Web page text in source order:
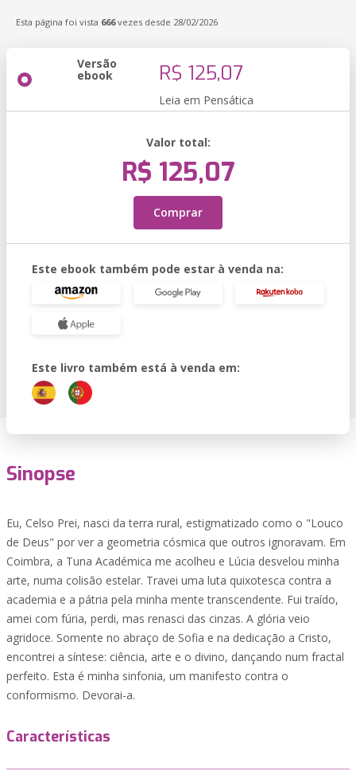
Esta página foi vista 666vezes desde 28/02/2026
Versão
ebook R$ 125,07
Leia em Pensática
Valor total:
R$ 125,07
Comprar
Este ebook também pode estar à venda na:
Este livro também está à venda em:
Sinopse
Eu, Celso Prei, nasci da terra rural, estigmatizado como o "Louco
de Deus" por ver a geometria cósmica que outros ignoravam. Em
Coimbra, a Tuna Académica me acolheu e Lúcia desvelou minha
arte, numa colisão estelar. Travei uma luta quixotesca contra a
academia e a pátria pela minha mente transcendente. Fui traído,
amei com fúria, perdi, mas renasci das cinzas. A glória veio
agridoce. Somente no abraço de Sofia e na dedicação a Cristo,
encontrei a síntese: ciência, arte e o divino, dançando num fractal
perfeito. Esta é minha sinfonia, um manifesto contra o
conformismo. Devorai-a.
Características